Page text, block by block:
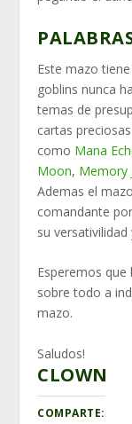
Este mazo
goblins nunca
temas de
cartas
como Mana
Moon, Memory
Ademas el
comandante
su
Esperemos
sobre todo a
mazo.
Saludos!
CLOWN
COMPARTE: